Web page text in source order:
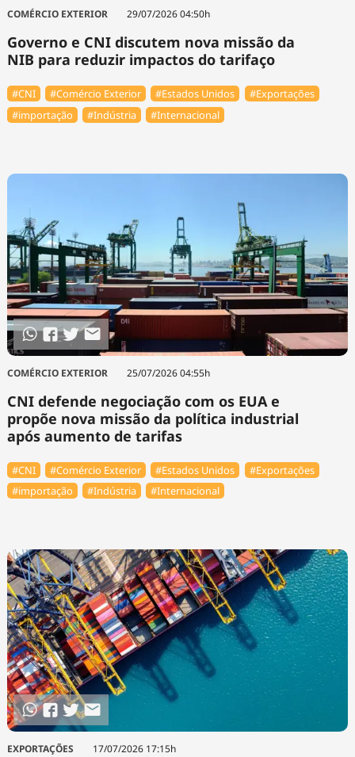
Cinema
Infraestrutura
COMÉRCIO EXTERIOR 29/07/2026 04:50h
Governo e CNI discutem nova missão da
NIB para reduzir impactos do tarifaço
#CNI #Comércio Exterior #Estados Unidos
#Exportações
#importação
#Indústria #Internacional
COMÉRCIO EXTERIOR 25/07/2026 04:55h
CNI defende negociação com os EUA e
propõe nova missão da política industrial
após aumento de tarifas
#CNI #Comércio Exterior #Estados Unidos
#Exportações
#importação
#Indústria #Internacional
EXPORTAÇÕES 17/07/2026 17:15h